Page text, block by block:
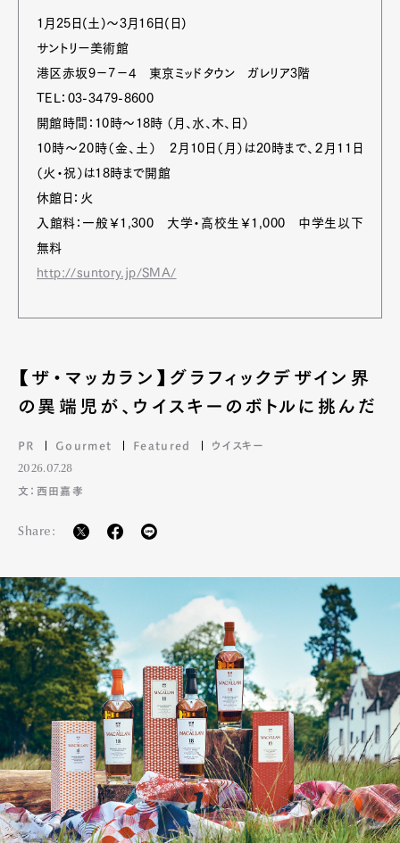
1月25日(土)～3月16日(日)
サントリー美術館
港区赤坂9－7－4 東京ミッドタウン ガレリア3階
TEL：03-3479-8600
開館時間：10時～18時 （月、水、木、日）
10時～20時（金、土） 2月10日（月）は20時まで、２月11日
（火・祝）は18時まで開館
休館日：火
入館料：一般￥1,300 大学・高校生￥1,000 中学生以下
無料
http://suntory.jp/SMA/
【ザ・マッカラン】グラフィックデザイン界
の異端児が、ウイスキーのボトルに挑んだ
PR Gourmet Featured ウイスキー
2026.07.28
文：西田嘉孝
Share: